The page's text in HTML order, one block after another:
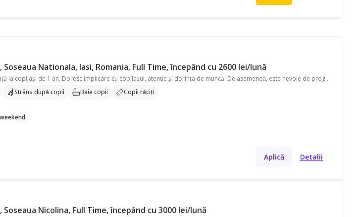
Nationala, Iasi, Romania, Full Time, începând cu 2600 lei/lună
Studentă și mama, caut bona cu experiență la copilași de 1 an. Doresc implicare cu copilașul, atenție și dorința de muncă. De asemenea, este nevoie de program flexibil în funcție de orarul facultății. Preț negociabil. Pentru mai multe detalii aștept mesaj!
Strâns după copii Baie copii
Copii răciți
Aplică Detalii
Nicolina, Full Time, începând cu 3000 lei/lună